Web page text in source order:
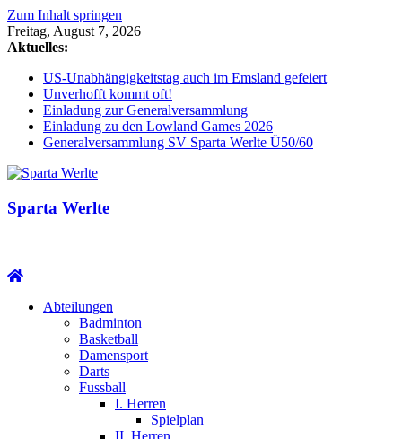
Zum Inhalt springen
Freitag, August 7, 2026
Aktuelles:
US-Unabhängigkeitstag auch im Emsland gefeiert
Unverhofft kommt oft!
Einladung zur Generalversammlung
Einladung zu den Lowland Games 2026
Generalversammlung SV Sparta Werlte Ü50/60
Sparta Werlte
Abteilungen
Badminton
Basketball
Damensport
Darts
Fussball
I. Herren
Spielplan
II. Herren